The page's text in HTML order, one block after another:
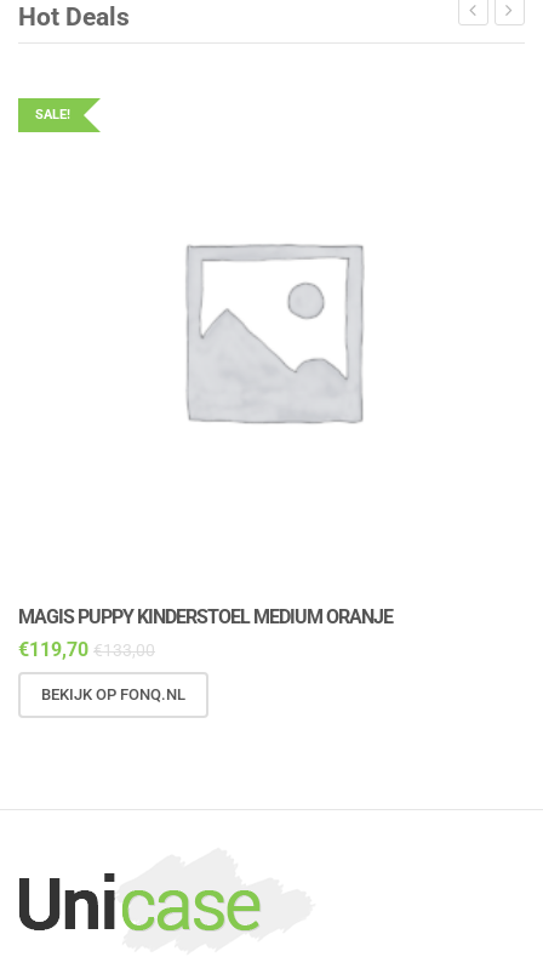
Hot Deals
SALE!
MAGIS PUPPY KINDERSTOEL MEDIUM ORANJE
€119,70 €133,00
BEKIJK OP FONQ.NL